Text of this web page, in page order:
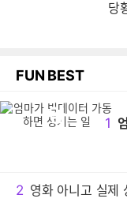
당
FUN BEST
1
엄
2